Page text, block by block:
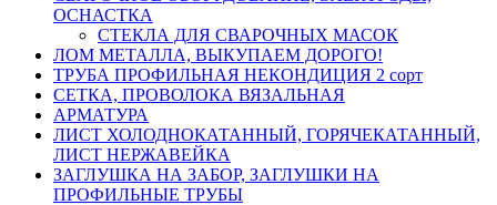
ОСНАСТКА
СТЕКЛА ДЛЯ СВАРОЧНЫХ МАСОК
ЛОМ МЕТАЛЛА, ВЫКУПАЕМ ДОРОГО!
ТРУБА ПРОФИЛЬНАЯ НЕКОНДИЦИЯ 2 сорт
СЕТКА, ПРОВОЛОКА ВЯЗАЛЬНАЯ
АРМАТУРА
ЛИСТ ХОЛОДНОКАТАННЫЙ, ГОРЯЧЕКАТАННЫЙ,
ЛИСТ НЕРЖАВЕЙКА
ЗАГЛУШКА НА ЗАБОР, ЗАГЛУШКИ НА
ПРОФИЛЬНЫЕ ТРУБЫ